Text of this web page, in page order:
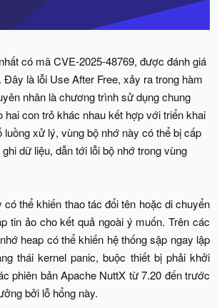
có mã CVE-2025-48769, được đánh giá
là lỗi Use After Free, xảy ra trong hàm
nhân là chương trình sử dụng chung
hai con trỏ khác nhau kết hợp với triển khai
luồng xử lý, vùng bộ nhớ này có thể bị cấp
dữ liệu, dẫn tới lỗi bộ nhớ trong vùng
có thể khiến thao tác đổi tên hoặc di chuyển
tin ảo cho kết quả ngoài ý muốn. Trên các
heap có thể khiến hệ thống sập ngay lập
thái kernel panic, buộc thiết bị phải khởi
phiên bản Apache NuttX từ 7.20 đến trước
bởi lỗ hổng này.